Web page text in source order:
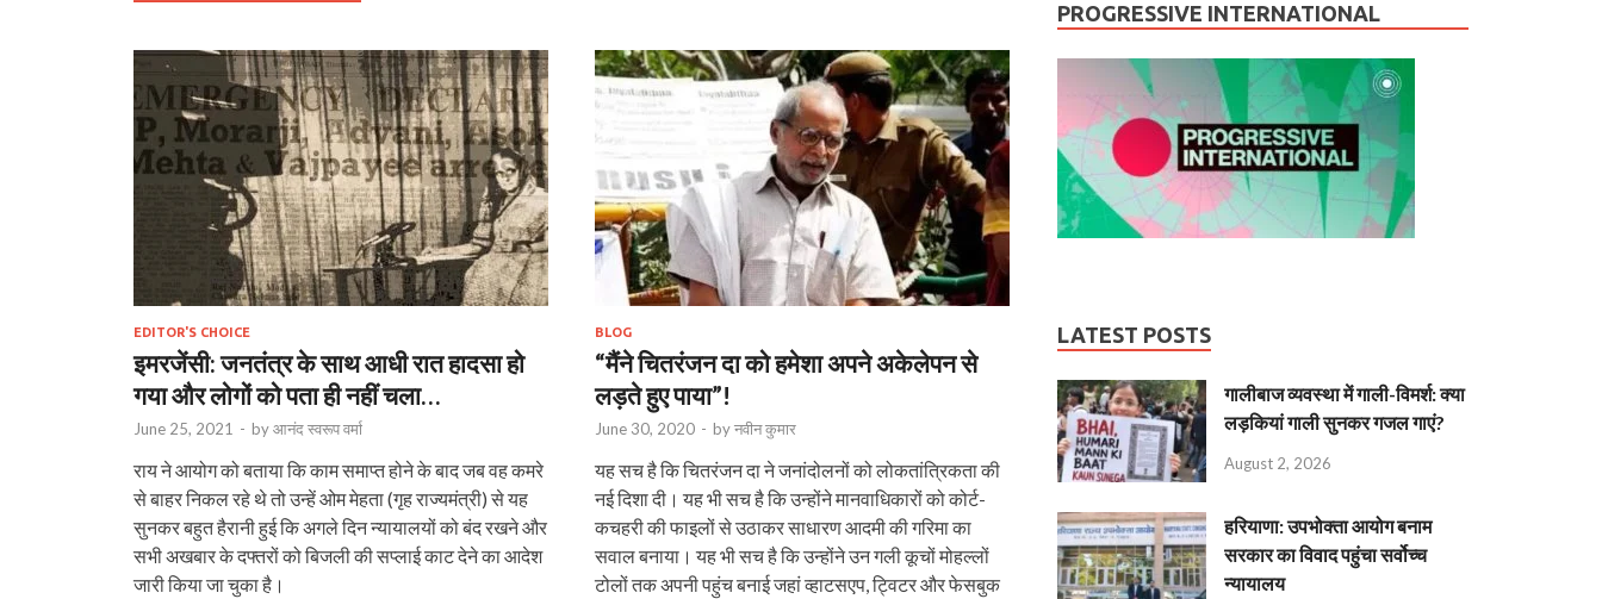
EDITOR'S CHOICE
इमरजेंसी: जनतंत्र के साथ आधी रात हादसा हो
गया और लोगों को पता ही नहीं चला…
June 25, 2021 - byआनंद स्वरूप वर्मा
राय ने आयोग को बताया कि काम समाप्त होने के बाद जब वह कमरे
से बाहर निकल रहे थे तो उन्हें ओम मेहता (गृह राज्यमंत्री) से यह
सुनकर बहुत हैरानी हुई कि अगले दिन न्यायालयों को बंद रखने और
सभी अखबार के दफ्तरों को बिजली की सप्लाई काट देने का आदेश
जारी किया जा चुका है।
BLOG
“मैंने चितरंजन दा को हमेशा अपने अकेलेपन से
लड़ते हुए पाया”!
June 30, 2020 - byनवीन कुमार
यह सच है कि चितरंजन दा ने जनांदोलनों को लोकतांत्रिकता की
नई दिशा दी। यह भी सच है कि उन्होंने मानवाधिकारों को कोर्ट-
कचहरी की फाइलों से उठाकर साधारण आदमी की गरिमा का
सवाल बनाया। यह भी सच है कि उन्होंने उन गली कूचों मोहल्लों
टोलों तक अपनी पहुंच बनाई जहां व्हाटसएप, ट्विटर और फेसबुक
PROGRESSIVE INTERNATIONAL
LATEST POSTS
गालीबाज व्‍यवस्‍था में गाली-विमर्श: क्या
लड़कियां गाली सुनकर गजल गाएं?
August 2, 2026
हरियाणा: उपभोक्ता आयोग बनाम
सरकार का विवाद पहुंचा सर्वोच्च
न्यायालय